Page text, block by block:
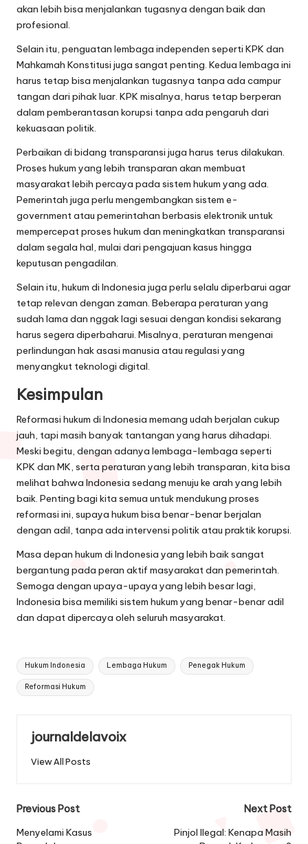
akan lebih bisa menjalankan tugasnya dengan baik dan
profesional.
Selain itu, penguatan lembaga independen seperti KPK dan
Mahkamah Konstitusi juga sangat penting. Kedua lembaga ini
harus tetap bisa menjalankan tugasnya tanpa ada campur
tangan dari pihak luar. KPK misalnya, harus tetap berperan
dalam pemberantasan korupsi tanpa ada pengaruh dari
kekuasaan politik.
Perbaikan di bidang transparansi juga harus terus dilakukan.
Proses hukum yang lebih transparan akan membuat
masyarakat lebih percaya pada sistem hukum yang ada.
Pemerintah juga perlu mengembangkan sistem e-
government atau pemerintahan berbasis elektronik untuk
mempercepat proses hukum dan meningkatkan transparansi
dalam segala hal, mulai dari pengajuan kasus hingga
keputusan pengadilan.
Selain itu, hukum di Indonesia juga perlu selalu diperbarui agar
tetap relevan dengan zaman. Beberapa peraturan yang
sudah lama dan nggak lagi sesuai dengan kondisi sekarang
harus segera diperbaharui. Misalnya, peraturan mengenai
perlindungan hak asasi manusia atau regulasi yang
menyangkut teknologi digital.
Kesimpulan
Reformasi hukum di Indonesia memang udah berjalan cukup
jauh, tapi masih banyak tantangan yang harus dihadapi.
Meski begitu, dengan adanya lembaga-lembaga seperti
KPK dan MK, serta peraturan yang lebih transparan, kita bisa
melihat bahwa Indonesia sedang menuju ke arah yang lebih
baik. Penting bagi kita semua untuk mendukung proses
reformasi ini, supaya hukum bisa benar-benar berjalan
dengan adil, tanpa ada intervensi politik atau praktik korupsi.
Masa depan hukum di Indonesia yang lebih baik sangat
bergantung pada peran aktif masyarakat dan pemerintah.
Semoga dengan upaya-upaya yang lebih besar lagi,
Indonesia bisa memiliki sistem hukum yang benar-benar adil
dan dapat dipercaya oleh seluruh masyarakat.
Tags:
Hukum Indonesia Lembaga Hukum Penegak Hukum
Reformasi Hukum
journaldelavoix
View All Posts
Post
navigation
Previous Post
Menyelami Kasus
Next Post
Pinjol Ilegal: Kenapa Masih